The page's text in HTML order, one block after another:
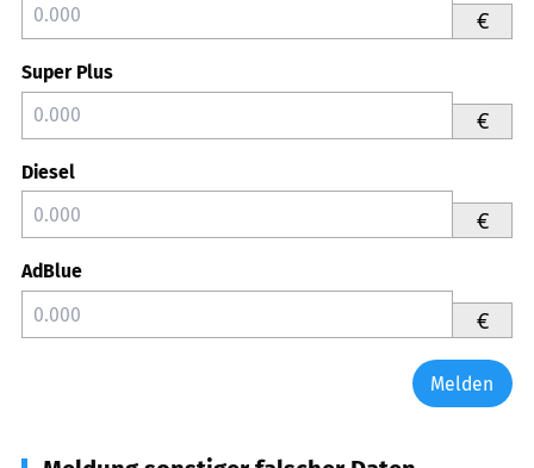
€
Super Plus
€
Diesel
€
AdBlue
€
Melden